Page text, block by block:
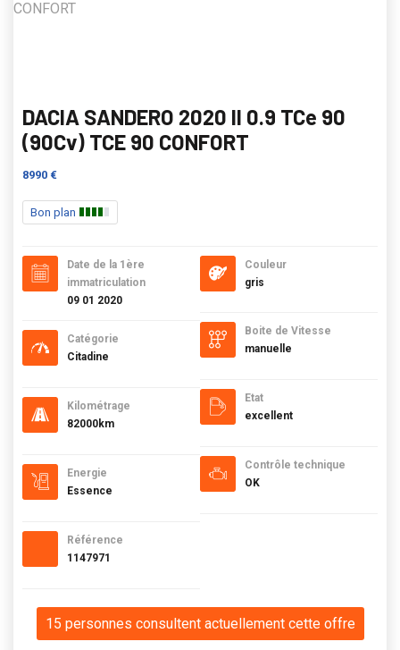
DACIA SANDERO 2020 II 0.9 TCe 90
(90Cv) TCE 90 CONFORT
8990 €
Bon plan
Date de la 1ère
immatriculation
09 01 2020
Catégorie
Citadine
Kilométrage
82000km
Energie
Essence
Référence
1147971
Couleur
gris
Boite de Vitesse
manuelle
Etat
excellent
Contrôle technique
OK
15 personnes consultent actuellement cette offre